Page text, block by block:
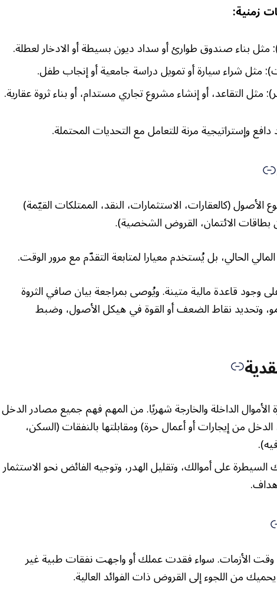
زمنية:
وإستراتيجية مرنة للتعامل مع التحديات المحتملة.
الأصول (كالعقارات، الاستثمارات، النقد، الممتلكات القيّمة)
بطاقات الائتمان، القروض الشخصية).
الحالي، بل يُستخدم معيارا لمتابعة التقدّم مع مرور الوقت.
وجود قاعدة مالية متينة. ويُوصى بمراجعة بيان صافي الثروة
وتحديد نقاط الضعف أو القوة في هيكل الأصول، وضبط
الأموال الداخلة والخارجة شهريًا. من المهم فهم جميع مصادر الدخل
الدخل من إيجارات أو أعمال حرة) ومقابلتها بالنفقات (السكن،
السيطرة على أموالك، وتقليل الهدر، وتوجيه الفائض نحو الاستثمار
وقت الأزمات. سواء فقدت عملك أو واجهت نفقات طبية غير
من اللجوء إلى القروض ذات الفوائد العالية.